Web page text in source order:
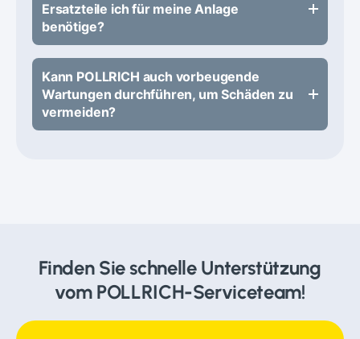
Ersatzteile ich für meine Anlage
benötige?
Kann POLLRICH auch vorbeugende
Wartungen durchführen, um Schäden zu
vermeiden?
Finden Sie schnelle Unterstützung
vom POLLRICH-Serviceteam!